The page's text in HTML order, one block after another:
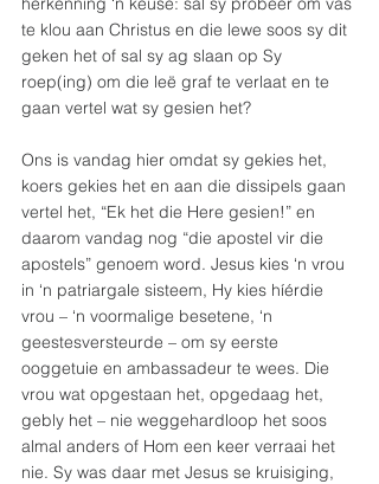
te klou aan Christus en die lewe soos sy dit
geken het of sal sy ag slaan op Sy
roep(ing) om die leë graf te verlaat en te
gaan vertel wat sy gesien het?
Ons is vandag hier omdat sy gekies het,
koers gekies het en aan die dissipels gaan
vertel het, “Ek het die Here gesien!” en
daarom vandag nog “die apostel vir die
apostels” genoem word. Jesus kies ‘n vrou
in ‘n patriargale sisteem, Hy kies híérdie
vrou – ‘n voormalige besetene, ‘n
geestesversteurde – om sy eerste
ooggetuie en ambassadeur te wees. Die
vrou wat opgestaan het, opgedaag het,
gebly het – nie weggehardloop het soos
almal anders of Hom een keer verraai het
nie. Sy was daar met Jesus se kruisiging,